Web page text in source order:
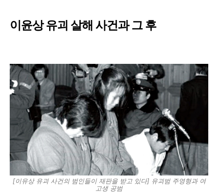
이윤상 유괴 살해 사건과 그 후
[이유상 유괴 사건의 범인들이 재판을 받고 있다] 유괴범 주영형과 여
고생 공범